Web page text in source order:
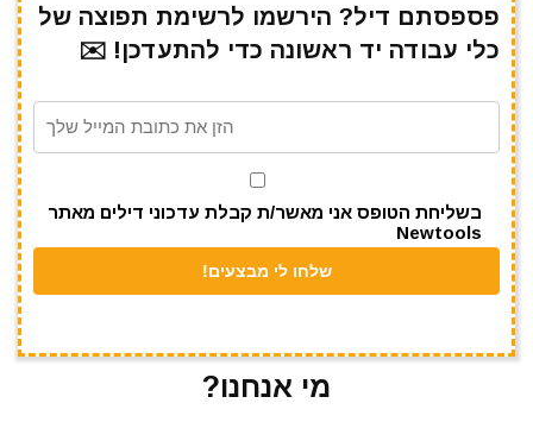
e
b
o
te
r
l
s
A
p
gr
a
m
e
פספסתם דיל? הירשמו לרשימת תפוצה של
כלי עבודה יד ראשונה כדי להתעדכן! ✉️
בשליחת הטופס אני מאשר/ת קבלת עדכוני דילים מאתר
Newtools
מי אנחנו?